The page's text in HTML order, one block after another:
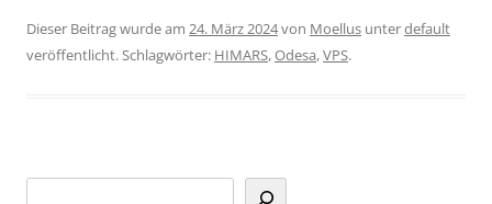
Dieser Beitrag wurde am 24. März 2024von Moellus unterdefault
veröffentlicht. Schlagwörter: HIMARS,Odesa,VPS.